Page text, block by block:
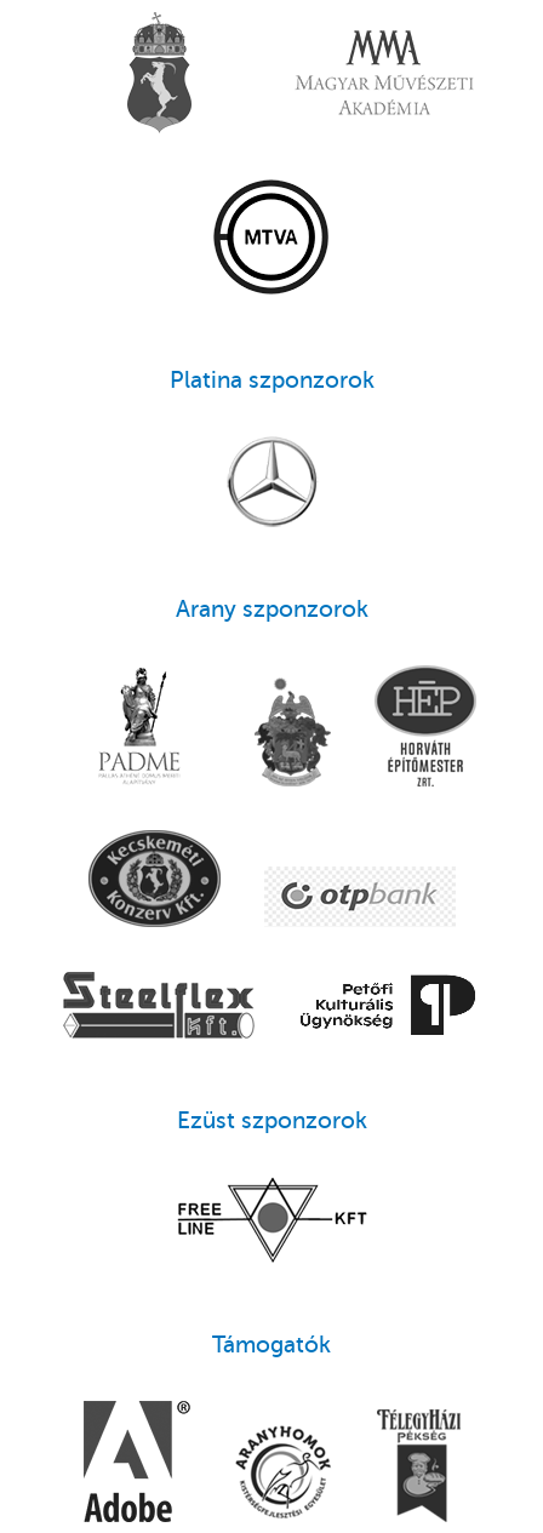
Platina szponzorok
Arany szponzorok
Ezüst szponzorok
Támogatók